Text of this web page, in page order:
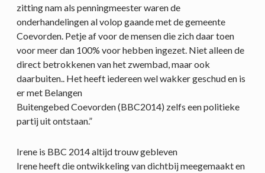
zitting nam als penningmeester waren de
onderhandelingen al volop gaande met de gemeente
Coevorden. Petje af voor de mensen die zich daar toen
voor meer dan 100% voor hebben ingezet. Niet alleen de
direct betrokkenen van het zwembad, maar ook
daarbuiten.. Het heeft iedereen wel wakker geschud en is
er met Belangen
Buitengebed Coevorden (BBC2014) zelfs een politieke
partij uit ontstaan.”
Irene is BBC 2014 altijd trouw gebleven
Irene heeft die ontwikkeling van dichtbij meegemaakt en